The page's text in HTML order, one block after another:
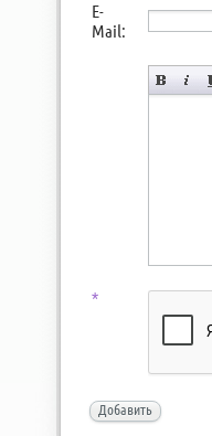
E-
Mail:
*
Добавить